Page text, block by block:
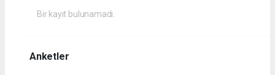
Bir kayıt bulunamadı.
Anketler